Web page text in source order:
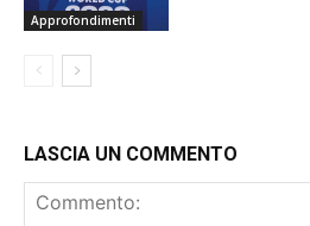
Approfondimenti
LASCIA UN COMMENTO